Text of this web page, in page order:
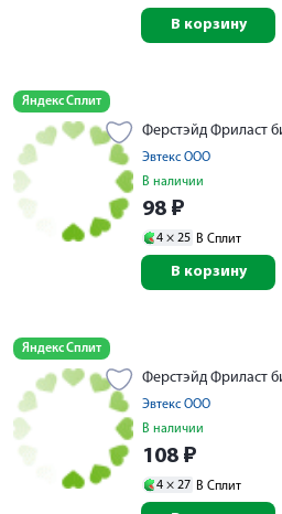
В корзину
Яндекс Сплит
Ферстэйд Фриласт
Эвтекс ООО
В наличии
98 ₽
4 × 25 В Сплит
В корзину
Яндекс Сплит
Ферстэйд Фриласт
Эвтекс ООО
В наличии
108 ₽
4 × 27 В Сплит